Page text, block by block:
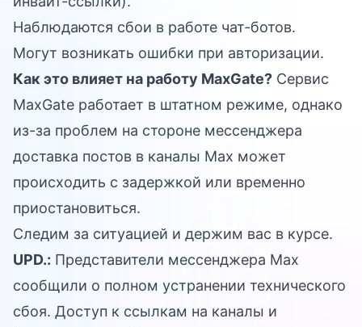
Наблюдаются сбои в работе чат-ботов.
Могут возникать ошибки при авторизации.
Как это влияет на работу MaxGate? Сервис
MaxGate работает в штатном режиме, однако
из-за проблем на стороне мессенджера
доставка постов в каналы Max может
происходить с задержкой или временно
приостановиться.
Следим за ситуацией и держим вас в курсе.
UPD.: Представители мессенджера Max
сообщили о полном устранении технического
сбоя. Доступ к ссылкам на каналы и